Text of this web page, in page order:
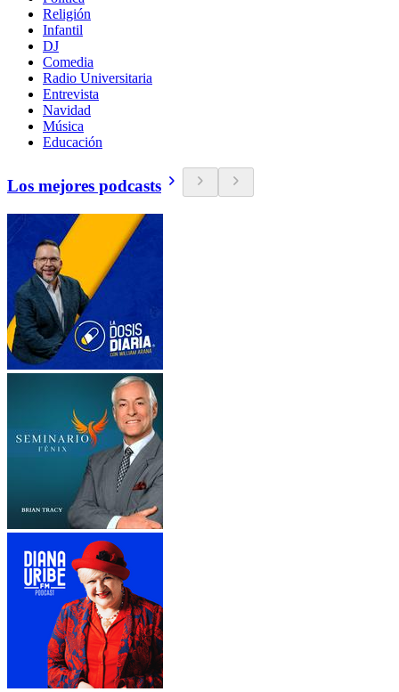
Religión
Infantil
DJ
Comedia
Radio Universitaria
Entrevista
Navidad
Música
Educación
Los mejores podcasts